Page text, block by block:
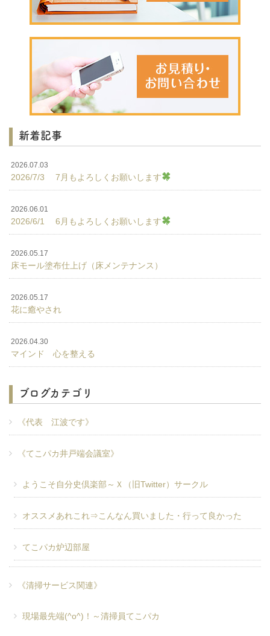
新着記事
2026.07.03
2026/7/3 7月もよろしくお願いします
2026.06.01
2026/6/1 6月もよろしくお願いします
2026.05.17
床モール塗布仕上げ（床メンテナンス）
2026.05.17
花に癒やされ
2026.04.30
マインド 心を整える
ブログカテゴリ
《代表 江波です》
《てこパカ井戸端会議室》
ようこそ自分史倶楽部～Ｘ（旧Twitter）サークル
オススメあれこれ⇒こんなん買いました・行って良かった
てこパカ炉辺部屋
《清掃サービス関連》
現場最先端(^o^)！～清掃員てこパカ